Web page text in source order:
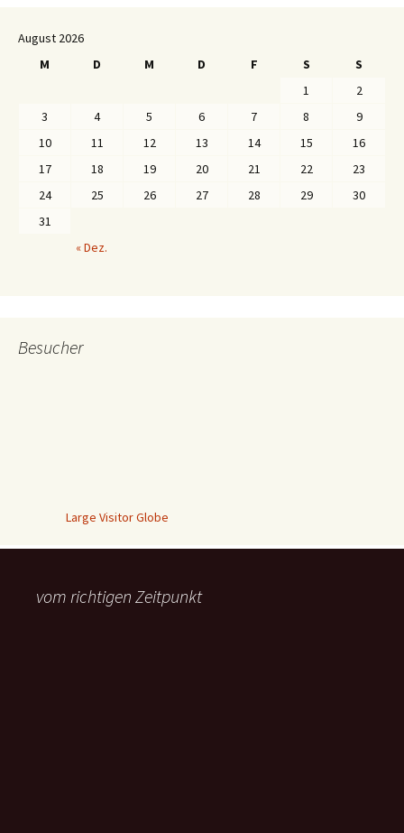
August 2026
M
D M D F S
S
1
2
3
4 5 6 7 8
9
10
11 12 13 14 15
16
17
18 19 20 21 22
23
24
25 26 27 28 29
30
31
« Dez.
Besucher
Large Visitor Globe
vom richtigen Zeitpunkt